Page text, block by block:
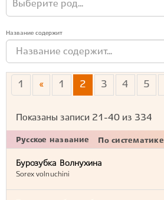
Выберите род...
Название содержит
1 « 1 2 3 4 5
Показаны записи 21-40 из 334
Русское название По систематике
Бурозубка Волнухина
Sorex volnuchini